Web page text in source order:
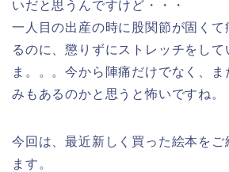
いだと思うんですけど・・・
一人目の出産の時に股関節が固くて
るのに、懲りずにストレッチをして
ま。。。今から陣痛だけでなく、
みもあるのかと思うと怖いですね。
今回は、最近新しく買った絵本をご
ます。